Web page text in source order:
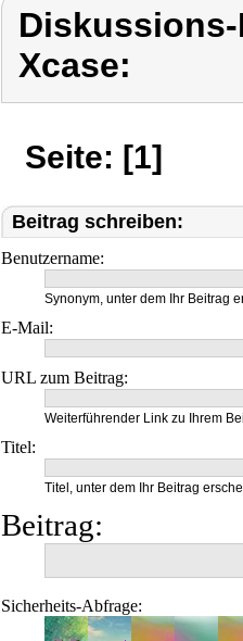
Xcase:
Seite: [1]
Beitrag schreiben:
Benutzername:
Synonym, unter dem Ihr Beitrag
E-Mail:
URL zum Beitrag:
Weiterführender Link zu Ihrem
Titel:
Titel, unter dem Ihr Beitrag
Beitrag:
Sicherheits-Abfrage: